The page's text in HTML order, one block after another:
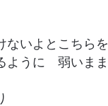
いよとこちら
ように 弱いま